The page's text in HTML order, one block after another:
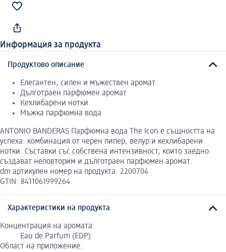
Информация за продукта
Продуктово описание
Елегантен, силен и мъжествен аромат
Дълготраен парфюмен аромат
Кехлибарени нотки
Мъжка парфюмна вода
ANTONIO BANDERAS Парфюмна вода The Icon е същността на
успеха: комбинация от черен пипер, велур и кехлибарени
нотки. Съставки със собствена интензивност, които заедно
създават неповторим и дълготраен парфюмен аромат.
dm артикулен номер на продукта: 2200704
GTIN: 8411061999264
Характеристики на продукта
Концентрация на аромата:
Eau de Parfum (EDP)
Област на приложение: